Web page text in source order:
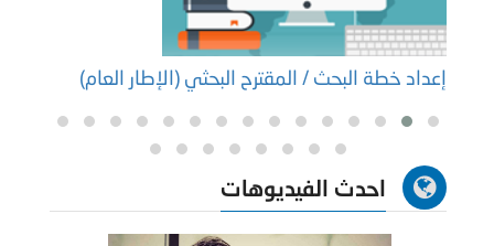
إعداد خطة البحث / المقترح البحثي (الإطار العام)
احدث الفيديوهات